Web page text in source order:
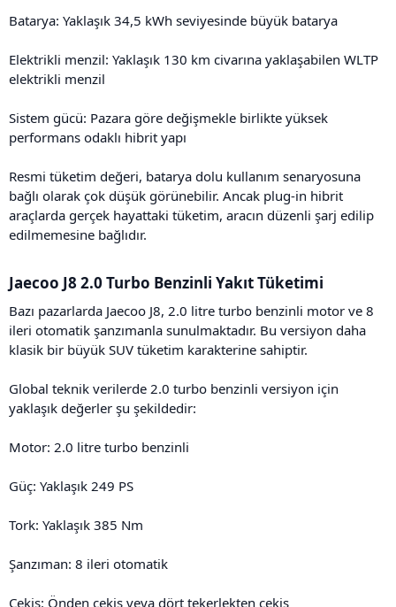
Batarya: Yaklaşık 34,5 kWh seviyesinde büyük batarya
Elektrikli menzil: Yaklaşık 130 km civarına yaklaşabilen WLTP
elektrikli menzil
Sistem gücü: Pazara göre değişmekle birlikte yüksek
performans odaklı hibrit yapı
Resmi tüketim değeri, batarya dolu kullanım senaryosuna
bağlı olarak çok düşük görünebilir. Ancak plug-in hibrit
araçlarda gerçek hayattaki tüketim, aracın düzenli şarj edilip
edilmemesine bağlıdır.
Jaecoo J8 2.0 Turbo Benzinli Yakıt Tüketimi​
Bazı pazarlarda Jaecoo J8, 2.0 litre turbo benzinli motor ve 8
ileri otomatik şanzımanla sunulmaktadır. Bu versiyon daha
klasik bir büyük SUV tüketim karakterine sahiptir.
Global teknik verilerde 2.0 turbo benzinli versiyon için
yaklaşık değerler şu şekildedir:
Motor: 2.0 litre turbo benzinli
Güç: Yaklaşık 249 PS
Tork: Yaklaşık 385 Nm
Şanzıman: 8 ileri otomatik
Çekiş: Önden çekiş veya dört tekerlekten çekiş